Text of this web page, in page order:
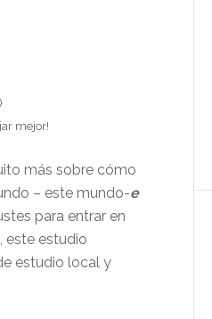
mejor!
más sobre cómo
– este mundo-e
para entrar en
este estudio
estudio local y